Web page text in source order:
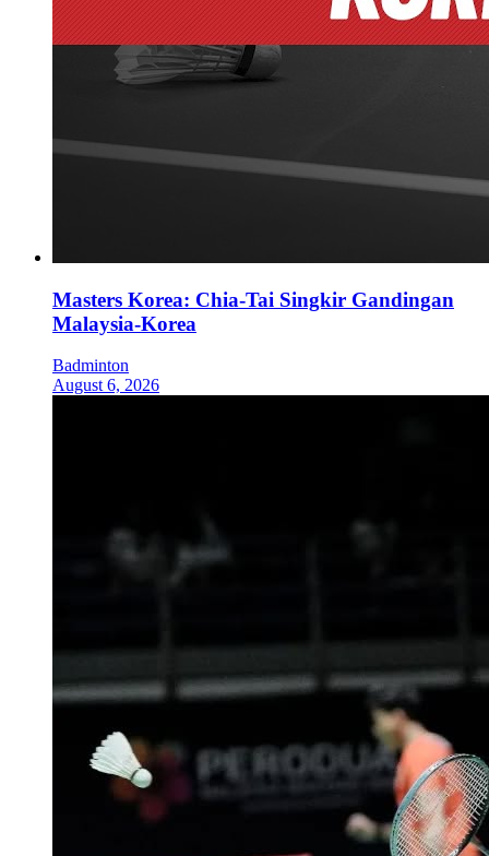
Masters Korea: Chia-Tai Singkir Gandingan
Malaysia-Korea
Badminton
August 6, 2026